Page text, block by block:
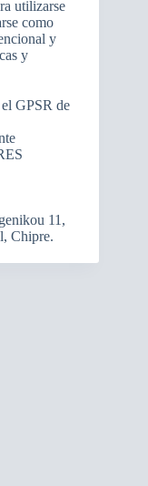
utilizarse
como
y
y
GPSR de
11,
Chipre.